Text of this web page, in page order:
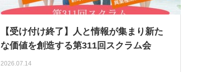
【受け付け終了】人と情報が集まり新た
な価値を創造する第311回スクラム会
2026.07.14